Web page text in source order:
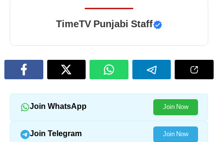
TimeTV Punjabi Staff
Join WhatsApp Join Now
Join Telegram Join Now